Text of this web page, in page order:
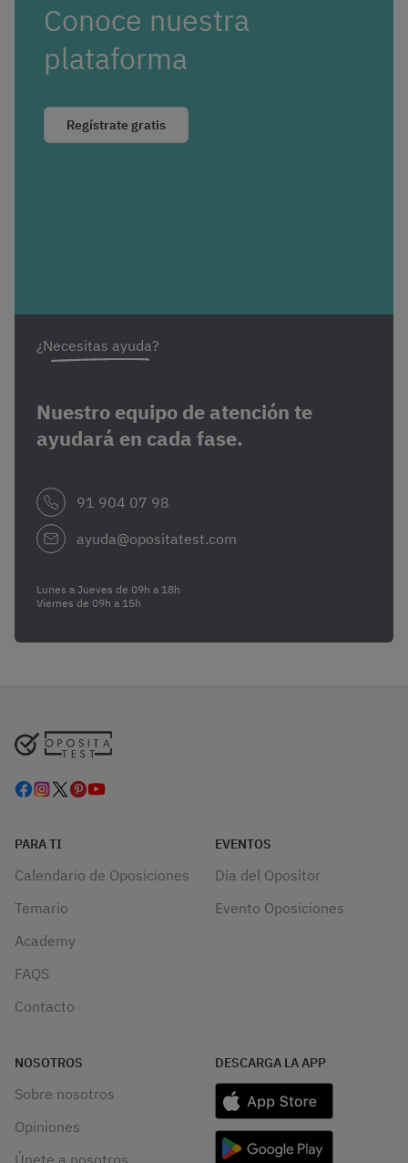
Conoce nuestra
plataforma
Regístrate gratis
¿Necesitas ayuda?
Nuestro equipo de atención te
ayudará en cada fase.
91 904 07 98
ayuda@opositatest.com
Lunes a Jueves de 09h a 18h
Viernes de 09h a 15h